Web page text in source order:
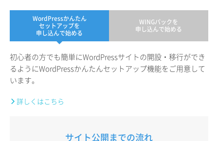
WordPressかんたん
セットアップを
申し込んで始める
WINGパックを
申し込んで始める
初心者の方でも簡単にWordPressサイトの開設・移行ができ
るようにWordPressかんたんセットアップ機能をご用意して
います。
詳しくはこちら
サイト公開までの流れ